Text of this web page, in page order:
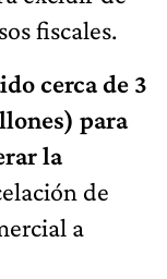
fiscales.
cerca de 3
para
la
de
a